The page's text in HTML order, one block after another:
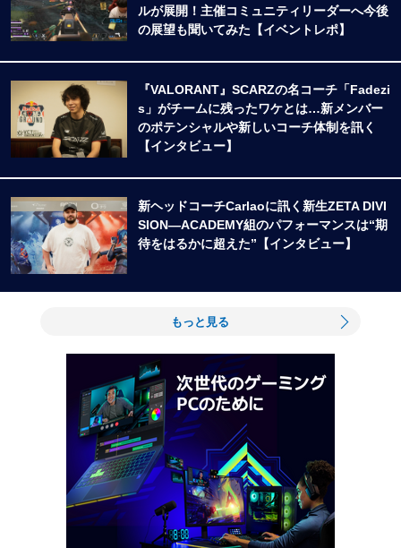
ルが展開！主催コミュニティリーダーへ今後
の展望も聞いてみた【イベントレポ】
『VALORANT』SCARZの名コーチ「Fadezi
s」がチームに残ったワケとは…新メンバー
のポテンシャルや新しいコーチ体制を訊く
【インタビュー】
新ヘッドコーチCarlaoに訊く新生ZETA DIVI
SION―ACADEMY組のパフォーマンスは“期
待をはるかに超えた”【インタビュー】
もっと見る